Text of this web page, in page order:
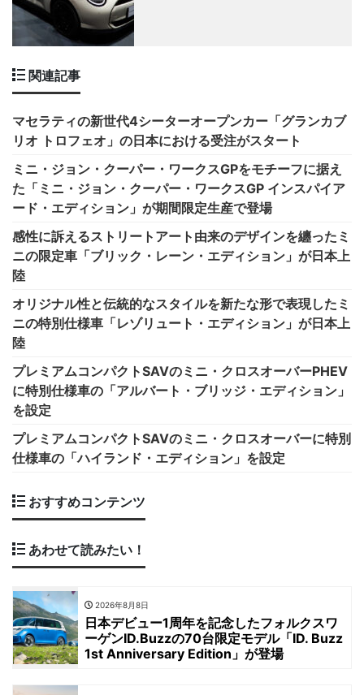
関連記事
マセラティの新世代4シーターオープンカー「グランカブ
リオ トロフェオ」の日本における受注がスタート
ミニ・ジョン・クーパー・ワークスGPをモチーフに据え
た「ミニ・ジョン・クーパー・ワークスGP インスパイア
ード・エディション」が期間限定生産で登場
感性に訴えるストリートアート由来のデザインを纏ったミ
ニの限定車「ブリック・レーン・エディション」が日本上
陸
オリジナル性と伝統的なスタイルを新たな形で表現したミ
ニの特別仕様車「レゾリュート・エディション」が日本上
陸
プレミアムコンパクトSAVのミニ・クロスオーバーPHEV
に特別仕様車の「アルバート・ブリッジ・エディション」
を設定
プレミアムコンパクトSAVのミニ・クロスオーバーに特別
仕様車の「ハイランド・エディション」を設定
おすすめコンテンツ
あわせて読みたい！
2026年8月8日
日本デビュー1周年を記念したフォルクスワ
ーゲンID.Buzzの70台限定モデル「ID. Buzz
1st Anniversary Edition」が登場